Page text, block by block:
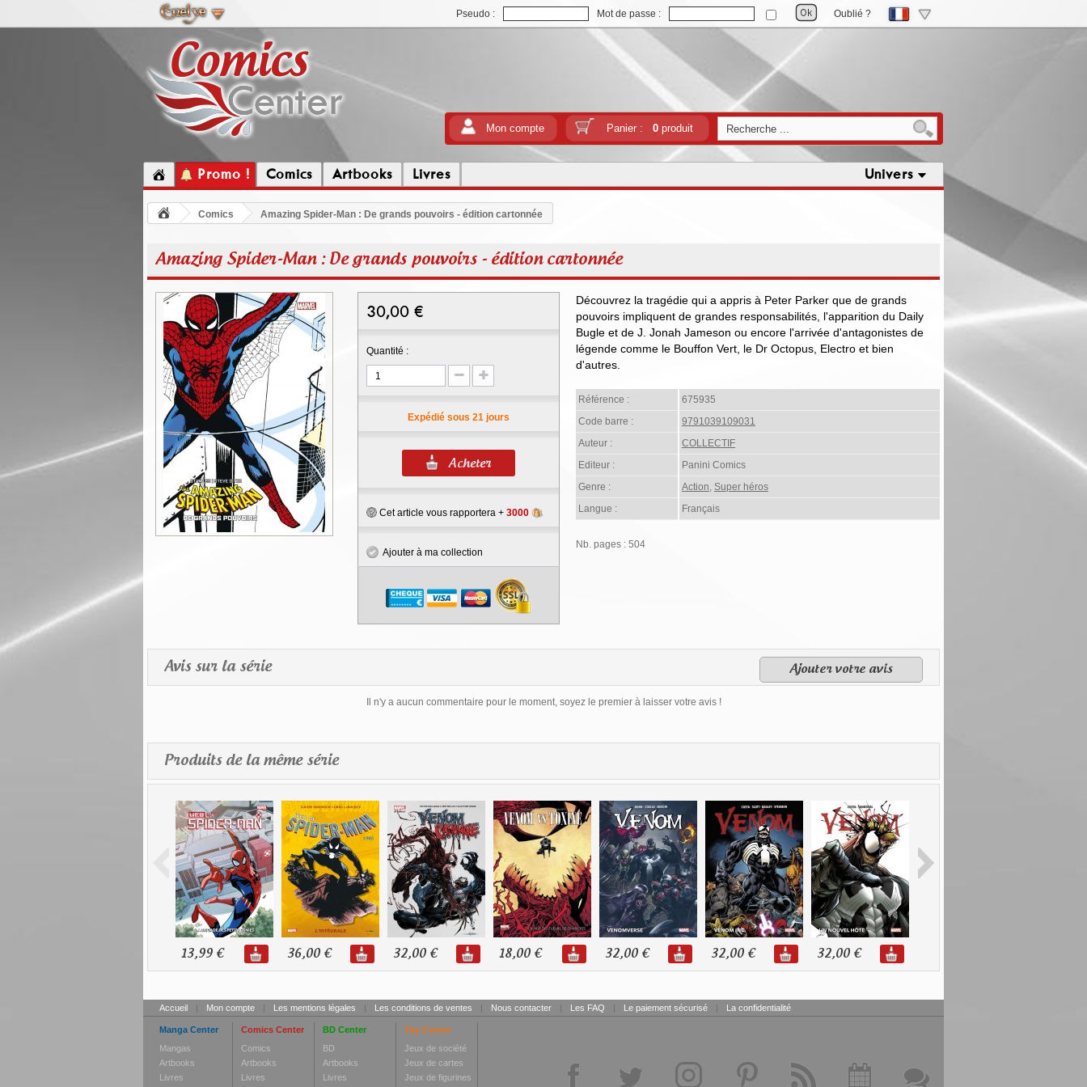
Pseudo : Mot de passe : Oublié ?
Mon compte Panier : 0produit
Promo ! Comics Artbooks Livres Univers
Comics Amazing Spider-Man : De grands pouvoirs - édition cartonnée
Amazing Spider-Man : De grands pouvoirs - édition cartonnée
30,00 €
Quantité :
Expédié sous 21 jours
Cet article vous rapportera + 3000
Ajouter à ma collection
Découvrez la tragédie qui a appris à Peter Parker que de grands
pouvoirs impliquent de grandes responsabilités, l'apparition du Daily
Bugle et de J. Jonah Jameson ou encore l'arrivée d'antagonistes de
légende comme le Bouffon Vert, le Dr Octopus, Electro et bien
d'autres.
Référence :
675935
Code barre :
9791039109031
Auteur :
COLLECTIF
Editeur :
Panini Comics
Genre :
Action, Super héros
Langue :
Français
Nb. pages : 504
Avis sur la série Ajouter votre avis
Il n'y a aucun commentaire pour le moment, soyez le premier à laisser votre avis !
Produits de la même série
13,99 € 36,00 € 32,00 € 18,00 € 32,00 € 32,00 € 32,00 €
Accueil | Mon compte | Les mentions légales | Les conditions de ventes | Nous contacter | Les FAQ | Le paiement sécurisé | La confidentialité
Manga Center
Mangas
Artbooks
Livres
Comics Center
Comics
Artbooks
Livres
BD Center
BD
Artbooks
Livres
Toy Center
Jeux de société
Jeux de cartes
Jeux de figurines